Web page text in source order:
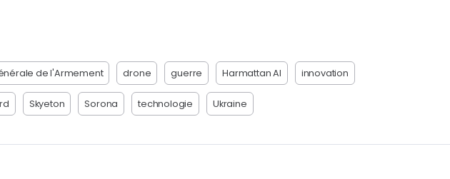
de l'Armement drone guerre Harmattan AI innovation
Skyeton Sorona technologie Ukraine